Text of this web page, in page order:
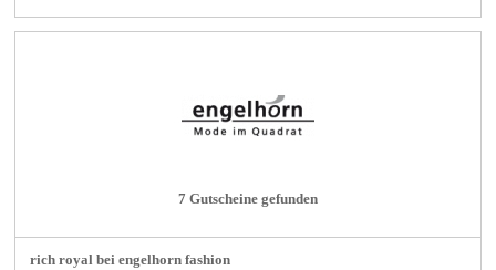
7 Gutscheine gefunden
rich royal bei engelhorn fashion